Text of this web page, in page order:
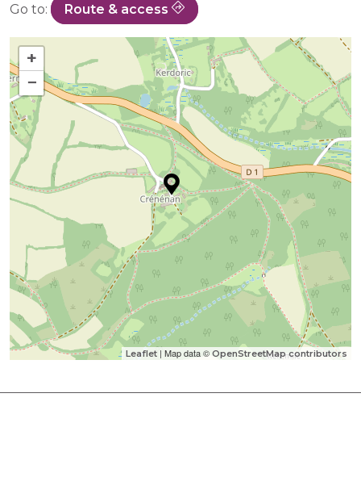
Go to: Route & access
+
−
Leaflet | Map data © OpenStreetMap contributors